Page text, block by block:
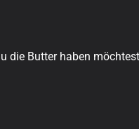
die Butter haben